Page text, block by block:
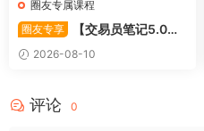
圈友专属课程
圈友专享
【交易员笔记5.0】
高级交易员核心知识笔记 交易
员监管手册 共87页 1PDF文件
2026-08-10
评论 0